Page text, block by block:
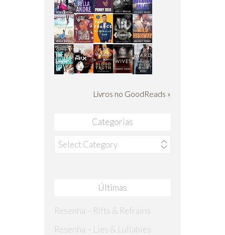
Livros no GoodReads »
Categorias
Categorias
Últimas
Resenha – Rifts & Refrains
Resenha – Lies & Lullabies